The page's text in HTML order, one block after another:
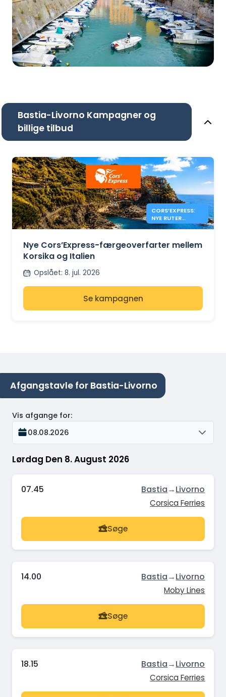
Bastia-Livorno Kampagner og
billige tilbud
CORS’EXPRESS:
NYE RUTER
MELLEM KORSIKA
Nye Cors’Express-færgeoverfarter mellem
Korsika og Italien
Opslået: 8. jul. 2026
Se kampagnen
Afgangstavle for Bastia-Livorno
Lørdag Den 8. August 2026
Vis afgange for:
08.08.2026
07.45 Bastia→Livorno
Corsica Ferries
Søge
14.00 Bastia→Livorno
Moby Lines
Søge
18.15 Bastia→Livorno
Corsica Ferries